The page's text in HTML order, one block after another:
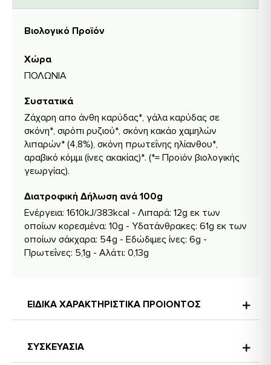
Βιολογικό Προϊόν
Χώρα
ΠΟΛΩΝΙΑ
Συστατικά
Ζάχαρη απο άνθη καρύδας*, γάλα καρύδας σε
σκόνη*, σιρόπι ρυζιού*, σκόνη κακάο χαμηλών
λιπαρών* (4,8%), σκόνη πρωτεΐνης ηλίανθου*,
αραβικό κόμμι (ίνες ακακίας)*. (*= Προϊόν βιολογικής
γεωργίας).
Διατροφική Δήλωση ανά 100g
Ενέργεια: 1610kJ/383kcal - Λιπαρά: 12g εκ των
οποίων κορεσμένα: 10g - Υδατάνθρακες: 61g εκ των
οποίων σάκχαρα: 54g - Εδώδιμες ίνες: 6g -
Πρωτεΐνες: 5,1g - Αλάτι: 0,13g
ΕΙΔΙΚΑ ΧΑΡΑΚΤΗΡΙΣΤΙΚΑ ΠΡΟΙΟΝΤΟΣ
ΣΥΣΚΕΥΑΣΙΑ